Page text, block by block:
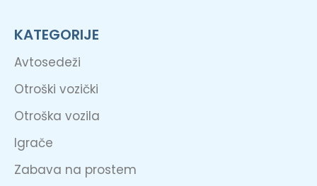
KATEGORIJE
Avtosedeži
Otroški vozički
Otroška vozila
Igrače
Zabava na prostem